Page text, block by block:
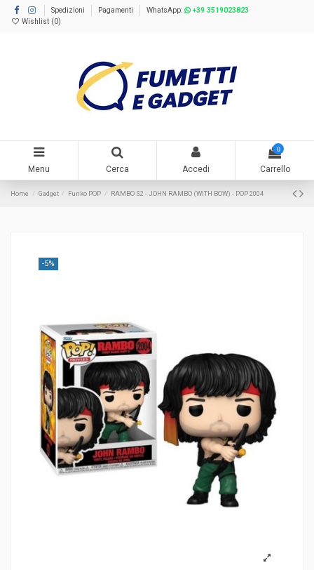
Spedizioni Pagamenti WhatsApp:
+39 3519023823
Wishlist (0)
Menu Cerca Accedi
0
Carrello
Home Gadget Funko POP RAMBO S2 - JOHN RAMBO (WITH BOW) - POP 2004
-5%